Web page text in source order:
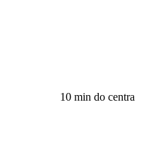
10 min do centra